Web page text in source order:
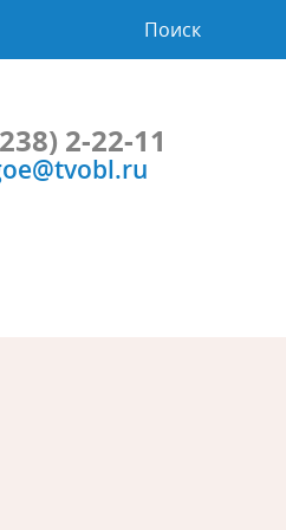
Поиск
2-22-11